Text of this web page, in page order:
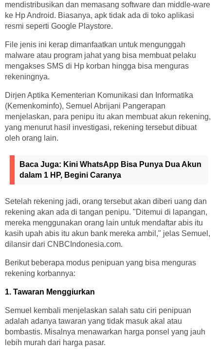
mendistribusikan dan memasang software dan middle-ware
ke Hp Android. Biasanya, apk tidak ada di toko aplikasi
resmi seperti Google Playstore.
File jenis ini kerap dimanfaatkan untuk mengunggah
malware atau program jahat yang bisa membuat pelaku
mengakses SMS di Hp korban hingga bisa menguras
rekeningnya.
Dirjen Aptika Kementerian Komunikasi dan Informatika
(Kemenkominfo), Semuel Abrijani Pangerapan
menjelaskan, para penipu itu akan membuat akun rekening,
yang menurut hasil investigasi, rekening tersebut dibuat
oleh orang lain.
Baca Juga: Kini WhatsApp Bisa Punya Dua Akun
dalam 1 HP, Begini Caranya
Setelah rekening jadi, orang tersebut akan diberi uang dan
rekening akan ada di tangan penipu. "Ditemui di lapangan,
mereka menggunakan orang lain untuk mendaftar abis itu
kasih upah abis itu akun bank mereka ambil," jelas Semuel,
dilansir dari CNBCIndonesia.com.
Berikut beberapa modus penipuan yang bisa menguras
rekening korbannya:
1. Tawaran Menggiurkan
Semuel kembali menjelaskan salah satu ciri penipuan
adalah adanya tawaran yang tidak masuk akal atau
bombastis. Misalnya menawarkan harga ponsel yang jauh
lebih murah dari harga pasar.